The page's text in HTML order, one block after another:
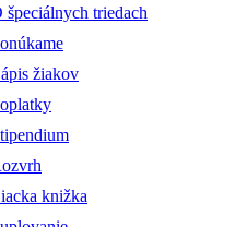
špeciálnych triedach
žiakov
knižka